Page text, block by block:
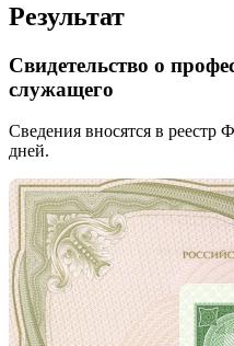
Результат
Свидетельство о
служащего
Сведения вносятся в
дней.